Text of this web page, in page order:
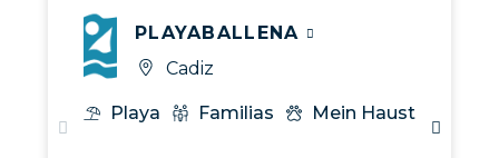
PLAYABALLENA
Cadiz
Playa Familias Mein Haustier